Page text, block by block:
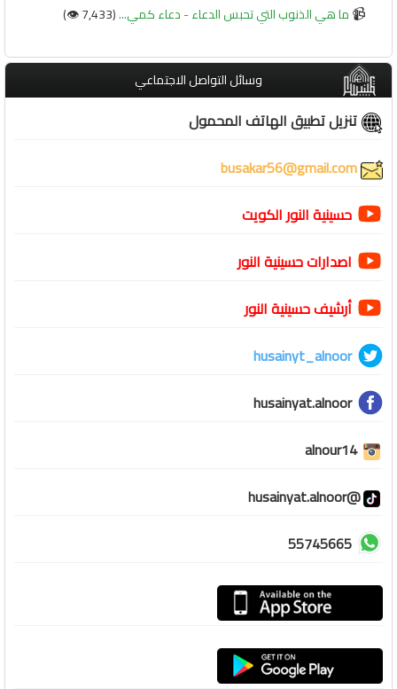
📹ما هي الذنوب التي تحبس الدعاء - دعاء كمي...(7,433 👁️)
وسائل التواصل الاجتماعي
تنزيل تطبيق الهاتف المحمول
حسينية النور الكويت
اصدارات حسينية النور
أرشيف حسينية النور
husainyt_alnoor
husainyat.alnoor
alnour14
@husainyat.alnoor
55745665